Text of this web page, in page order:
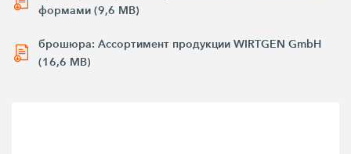
формами (9,6 MB)
брошюра: Ассортимент продукции WIRTGEN GmbH
(16,6 MB)